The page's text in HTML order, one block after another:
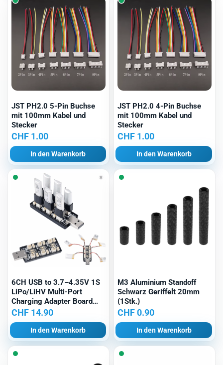
JST PH2.0 5-Pin Buchse
mit 100mm Kabel und
Stecker
CHF 1.00
In den Warenkorb
JST PH2.0 4-Pin Buchse
mit 100mm Kabel und
Stecker
CHF1.00
In den Warenkorb
6CH USB to 3.7–4.35V 1S
LiPo/LiHV Multi-Port
Charging Adapter Board
(5V 3A Input)
CHF 14.90
In den Warenkorb
M3 Aluminium Standoff
Schwarz Geriffelt 20mm
(1Stk.)
CHF0.90
In den Warenkorb